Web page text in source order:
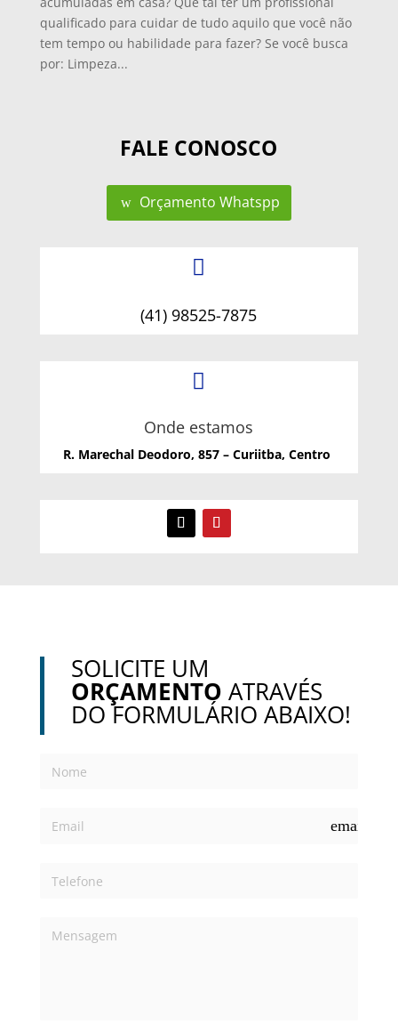
qualificado para cuidar de tudo aquilo que você não
tem tempo ou habilidade para fazer? Se você busca
por: Limpeza...
FALE CONOSCO
Orçamento Whatspp

(41) 98525-7875

Onde estamos
R. Marechal Deodoro, 857 – Curiitba, Centro
SOLICITE UM
ORÇAMENTO ATRAVÉS
DO FORMULÁRIO ABAIXO!
email